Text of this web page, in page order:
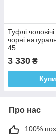
Туфлі
чорні
45
3 330 ₴
Про нас
100%